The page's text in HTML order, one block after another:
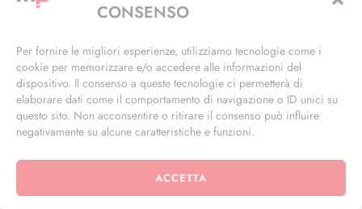
CONSENSO
Per fornire le migliori esperienze, utilizziamo tecnologie come i
cookie per memorizzare e/o accedere alle informazioni del
dispositivo. Il consenso a queste tecnologie ci permetterà di
elaborare dati come il comportamento di navigazione o ID unici su
questo sito. Non acconsentire o ritirare il consenso può influire
negativamente su alcune caratteristiche e funzioni.
ACCETTA
+39 02 4846 3155
info@masterphil.it